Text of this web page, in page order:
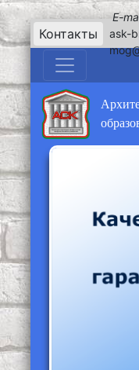
Контакты
E-
ask-